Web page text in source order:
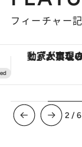
フィーチャー
【銀座で出合う最旬美容】美髪ケアや上質な眠
3 /6